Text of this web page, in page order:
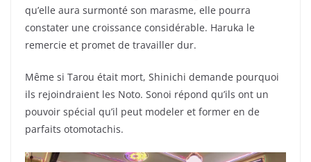
qu’elle aura surmonté son marasme, elle pourra
constater une croissance considérable. Haruka le
remercie et promet de travailler dur.
Même si Tarou était mort, Shinichi demande pourquoi
ils rejoindraient les Noto. Sonoi répond qu’ils ont un
pouvoir spécial qu’il peut modeler et former en de
parfaits otomotachis.